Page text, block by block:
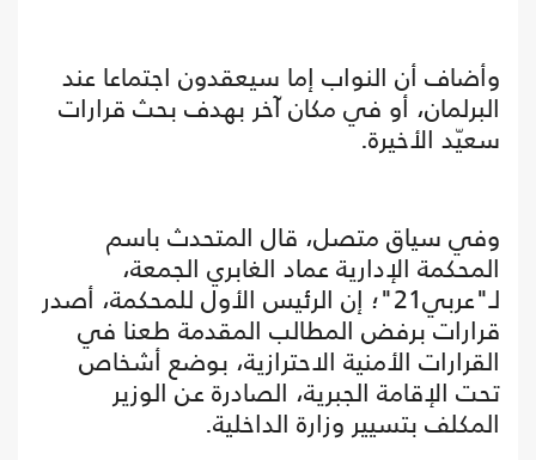
وأضاف أن النواب إما سيعقدون اجتماعا عند
البرلمان، أو في مكان آخر بهدف بحث قرارات
سعيّد الأخيرة.
وفي سياق متصل، قال المتحدث باسم
المحكمة الإدارية عماد الغابري الجمعة،
لـ"عربي21"؛ إن الرئيس الأول للمحكمة، أصدر
قرارات برفض المطالب المقدمة طعنا في
القرارات الأمنية الاحترازية، بوضع أشخاص
تحت الإقامة الجبرية، الصادرة عن الوزير
المكلف بتسيير وزارة الداخلية.